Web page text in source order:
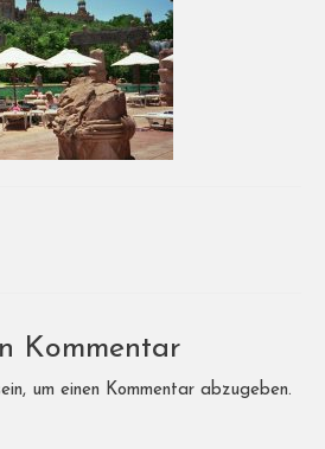
Kommentar
um einen Kommentar abzugeben.